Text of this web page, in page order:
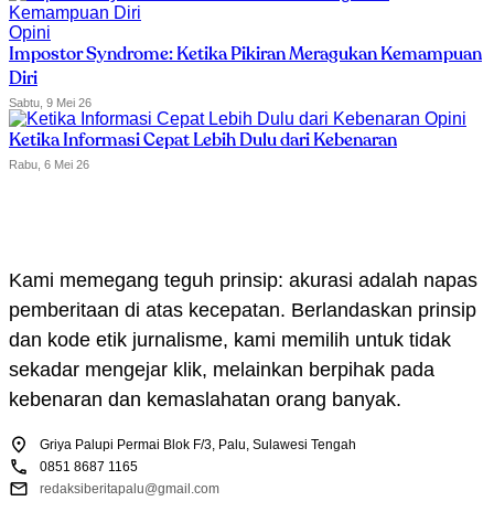
Opini
Impostor Syndrome: Ketika Pikiran Meragukan Kemampuan
Diri
Sabtu, 9 Mei 26
Opini
Ketika Informasi Cepat Lebih Dulu dari Kebenaran
Rabu, 6 Mei 26
Kami memegang teguh prinsip: akurasi adalah napas
pemberitaan di atas kecepatan. Berlandaskan prinsip
dan kode etik jurnalisme, kami memilih untuk tidak
sekadar mengejar klik, melainkan berpihak pada
kebenaran dan kemaslahatan orang banyak.
Griya Palupi Permai Blok F/3, Palu, Sulawesi Tengah
0851 8687 1165
redaksiberitapalu@gmail.com